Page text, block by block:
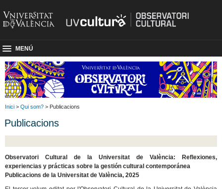
MENÚ
Inici > Qui som? > Publicacions
Publicacions
Observatori Cultural de la Universitat de València: Reflexiones,
experiencias y prácticas sobre la gestión cultural contemporánea
Publicacions de la Universitat de València, 2025